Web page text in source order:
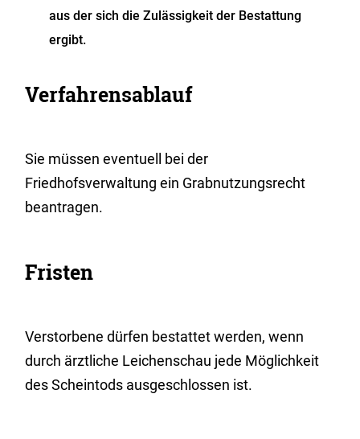
aus der sich die Zulässigkeit der Bestattung
ergibt.
Verfahrensablauf
Sie müssen eventuell bei der
Friedhofsverwaltung ein Grabnutzungsrecht
beantragen.
Fristen
Verstorbene dürfen bestattet werden, wenn
durch ärztliche Leichenschau jede Möglichkeit
des Scheintods ausgeschlossen ist.